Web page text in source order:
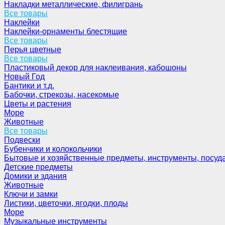
Накладки металлические, филигрань
Все товары
Наклейки
Наклейки-орнаменты блестящие
Все товары
Перья цветные
Все товары
Пластиковый декор для наклеивания, кабошоны
Новый Год
Бантики и т.д.
Бабочки, стрекозы, насекомые
Цветы и растения
Море
Животные
Все товары
Подвески
Бубенчики и колокольчики
Бытовые и хозяйственные предметы, инструменты,
Детские предметы
Домики и здания
Животные
Ключи и замки
Листики, цветочки, ягодки, плоды
Море
Музыкальные инструменты